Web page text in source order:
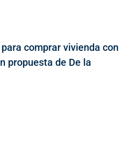
comprar vivienda con
propuesta de De la